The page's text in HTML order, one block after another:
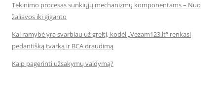
Tekinimo procesas sunkiųjų mechanizmų komponentams – Nuo
žaliavos iki giganto
Kai ramybė yra svarbiau už greitį, kodėl „Vezam123.lt“ renkasi
pedantišką tvarką ir BCA draudimą
Kaip pagerinti užsakymų valdymą?